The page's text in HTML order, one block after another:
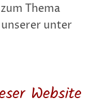
Thema
unter
Website